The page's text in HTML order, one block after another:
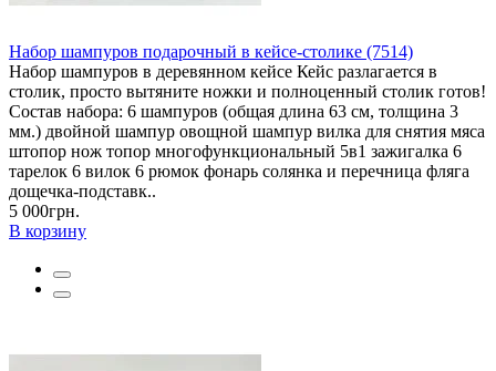
Набор шампуров подарочный в кейсе-столике (7514)
Набор шампуров в деревянном кейсе Кейс разлагается в
столик, просто вытяните ножки и полноценный столик готов!
Состав набора: 6 шампуров (общая длина 63 см, толщина 3
мм.) двойной шампур овощной шампур вилка для снятия мяса
штопор нож топор многофункциональный 5в1 зажигалка 6
тарелок 6 вилок 6 рюмок фонарь солянка и перечница фляга
дощечка-подставк..
5 000грн.
В корзину